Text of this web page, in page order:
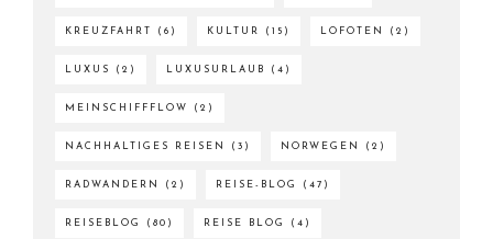
KREUZFAHRT (6) KULTUR (15) LOFOTEN (2)
LUXUS (2) LUXUSURLAUB (4)
MEINSCHIFFFLOW (2)
NACHHALTIGES REISEN (3) NORWEGEN (2)
RADWANDERN (2) REISE-BLOG (47)
REISEBLOG (80) REISE BLOG (4)